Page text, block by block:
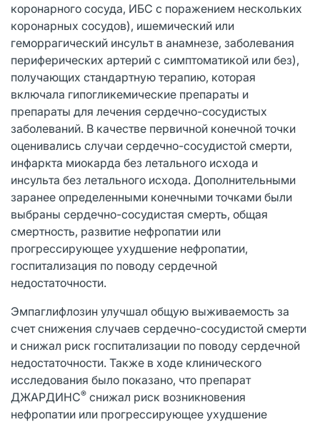
коронарного сосуда, ИБС с поражением нескольких
коронарных сосудов), ишемический или
геморрагический инсульт в анамнезе, заболевания
периферических артерий с симптоматикой или без),
получающих стандартную терапию, которая
включала гипогликемические препараты и
препараты для лечения сердечно-сосудистых
заболеваний. В качестве первичной конечной точки
оценивались случаи сердечно-сосудистой смерти,
инфаркта миокарда без летального исхода и
инсульта без летального исхода. Дополнительными
заранее определенными конечными точками были
выбраны сердечно-сосудистая смерть, общая
смертность, развитие нефропатии или
прогрессирующее ухудшение нефропатии,
госпитализация по поводу сердечной
недостаточности.
Эмпаглифлозин улучшал общую выживаемость за
счет снижения случаев сердечно-сосудистой смерти
и снижал риск госпитализации по поводу сердечной
недостаточности. Также в ходе клинического
исследования было показано, что препарат
ДЖАРДИНС® снижал риск возникновения
нефропатии или прогрессирующее ухудшение